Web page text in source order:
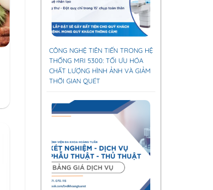
CÔNG NGHỆ TIÊN TIẾN TRONG HỆ
THỐNG MRI 5300: TỐI ƯU HÓA
CHẤT LƯỢNG HÌNH ẢNH VÀ GIẢM
THỜI GIAN QUÉT